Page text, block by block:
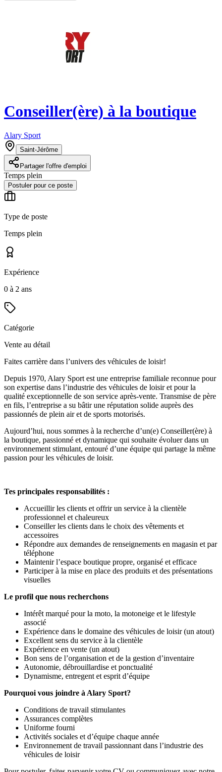
Conseiller(ère) à la boutique
Alary Sport
Saint-Jérôme
Partager l'offre d'emploi
Temps plein
Postuler pour ce poste
Type de poste
Temps plein
Expérience
0 à 2 ans
Catégorie
Vente au détail
Faites carrière dans l’univers des véhicules de loisir!
Depuis 1970, Alary Sport est une entreprise familiale reconnue pour
son expertise dans l’industrie des véhicules de loisir et pour la
qualité exceptionnelle de son service après-vente. Transmise de père
en fils, l’entreprise a su bâtir une réputation solide auprès des
passionnés de plein air et de sports motorisés.
Aujourd’hui, nous sommes à la recherche d’un(e) Conseiller(ère) à
la boutique, passionné et dynamique qui souhaite évoluer dans un
environnement stimulant, entouré d’une équipe qui partage la même
passion pour les véhicules de loisir.
Tes principales responsabilités :
Accueillir les clients et offrir un service à la clientèle
professionnel et chaleureux
Conseiller les clients dans le choix des vêtements et
accessoires
Répondre aux demandes de renseignements en magasin et par
téléphone
Maintenir l’espace boutique propre, organisé et efficace
Participer à la mise en place des produits et des présentations
visuelles
Le profil que nous recherchons
Intérêt marqué pour la moto, la motoneige et le lifestyle
associé
Expérience dans le domaine des véhicules de loisir (un atout)
Excellent sens du service à la clientèle
Expérience en vente (un atout)
Bon sens de l’organisation et de la gestion d’inventaire
Autonomie, débrouillardise et ponctualité
Dynamisme, entregent et esprit d’équipe
Pourquoi vous joindre à Alary Sport?
Conditions de travail stimulantes
Assurances complètes
Uniforme fourni
Activités sociales et d’équipe chaque année
Environnement de travail passionnant dans l’industrie des
véhicules de loisir